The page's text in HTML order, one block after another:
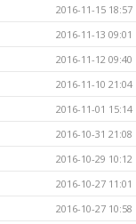
2016-11-15 18:57
2016-11-13 09:01
2016-11-12 09:40
2016-11-10 21:04
2016-11-01 15:14
2016-10-31 21:08
2016-10-29 10:12
2016-10-27 11:01
2016-10-27 10:58